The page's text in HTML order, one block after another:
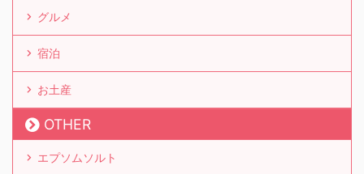
グルメ
宿泊
お土産
OTHER
エプソムソルト